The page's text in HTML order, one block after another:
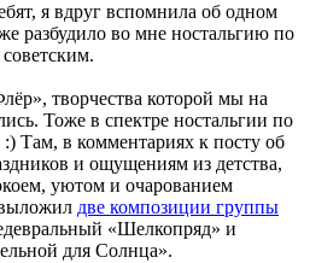
я вдруг вспомнила об одном
разбудило во мне ностальгию по
творчества которой мы на
Тоже в спектре ностальгии по
Там, в комментариях к посту об
и ощущениям из детства,
уютом и очарованием
две композиции группы
«Шелкопряд» и
для Солнца».